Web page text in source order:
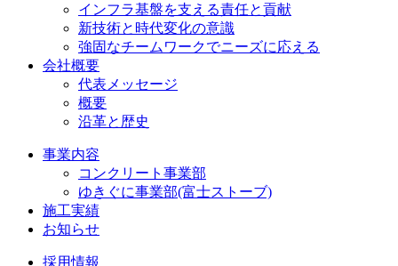
インフラ基盤を支える責任と貢献
新技術と時代変化の意識
強固なチームワークでニーズに応える
会社概要
代表メッセージ
概要
沿革と歴史
事業内容
コンクリート事業部
ゆきぐに事業部(富士ストーブ)
施工実績
お知らせ
採用情報